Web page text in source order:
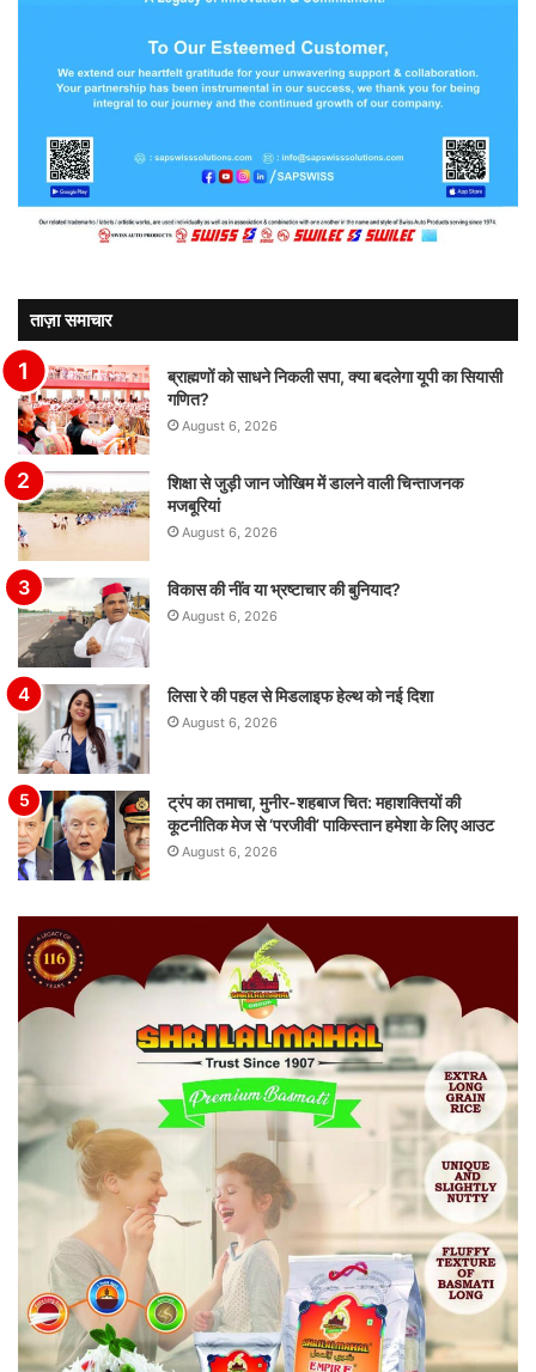
ताज़ा समाचार
ब्राह्मणों को साधने निकली सपा, क्या बदलेगा यूपी का सियासी
गणित?
August 6, 2026
शिक्षा से जुड़ी जान जोखिम में डालने वाली चिन्ताजनक
मजबूरियां
August 6, 2026
विकास की नींव या भ्रष्टाचार की बुनियाद?
August 6, 2026
लिसा रे की पहल से मिडलाइफ हेल्थ को नई दिशा
August 6, 2026
ट्रंप का तमाचा, मुनीर-शहबाज चित: महाशक्तियों की
कूटनीतिक मेज से ‘परजीवी’ पाकिस्तान हमेशा के लिए आउट
August 6, 2026